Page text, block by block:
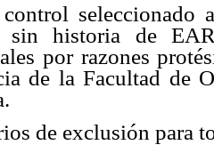
seleccionado
sin historia de
por razones
de la Facultad de
de exclusión para